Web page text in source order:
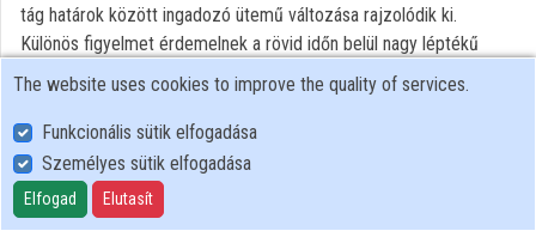
tág határok között ingadozó ütemű változása rajzolódik ki.
Különös figyelmet érdemelnek a rövid időn belül nagy léptékű
változásokkal járó események. Annál is inkább, mert kezdjük
megérteni, hogy az ember tevékenysége hatására épp egy ilyen
esemény vette kezdetét. Analógiákért érdemes a földtörténeti
példákat tanulmányozni, amelyek egyike a triász és jura időszakok
határán lezajlott esemény. Az előadás áttekinti a triász végi
kihalással és környezetváltozásokkal foglalkozó friss tudományos
The website uses cookies to improve the quality of services.
Funkcionális sütik elfogadása
Személyes sütik elfogadása
Elfogad Elutasít